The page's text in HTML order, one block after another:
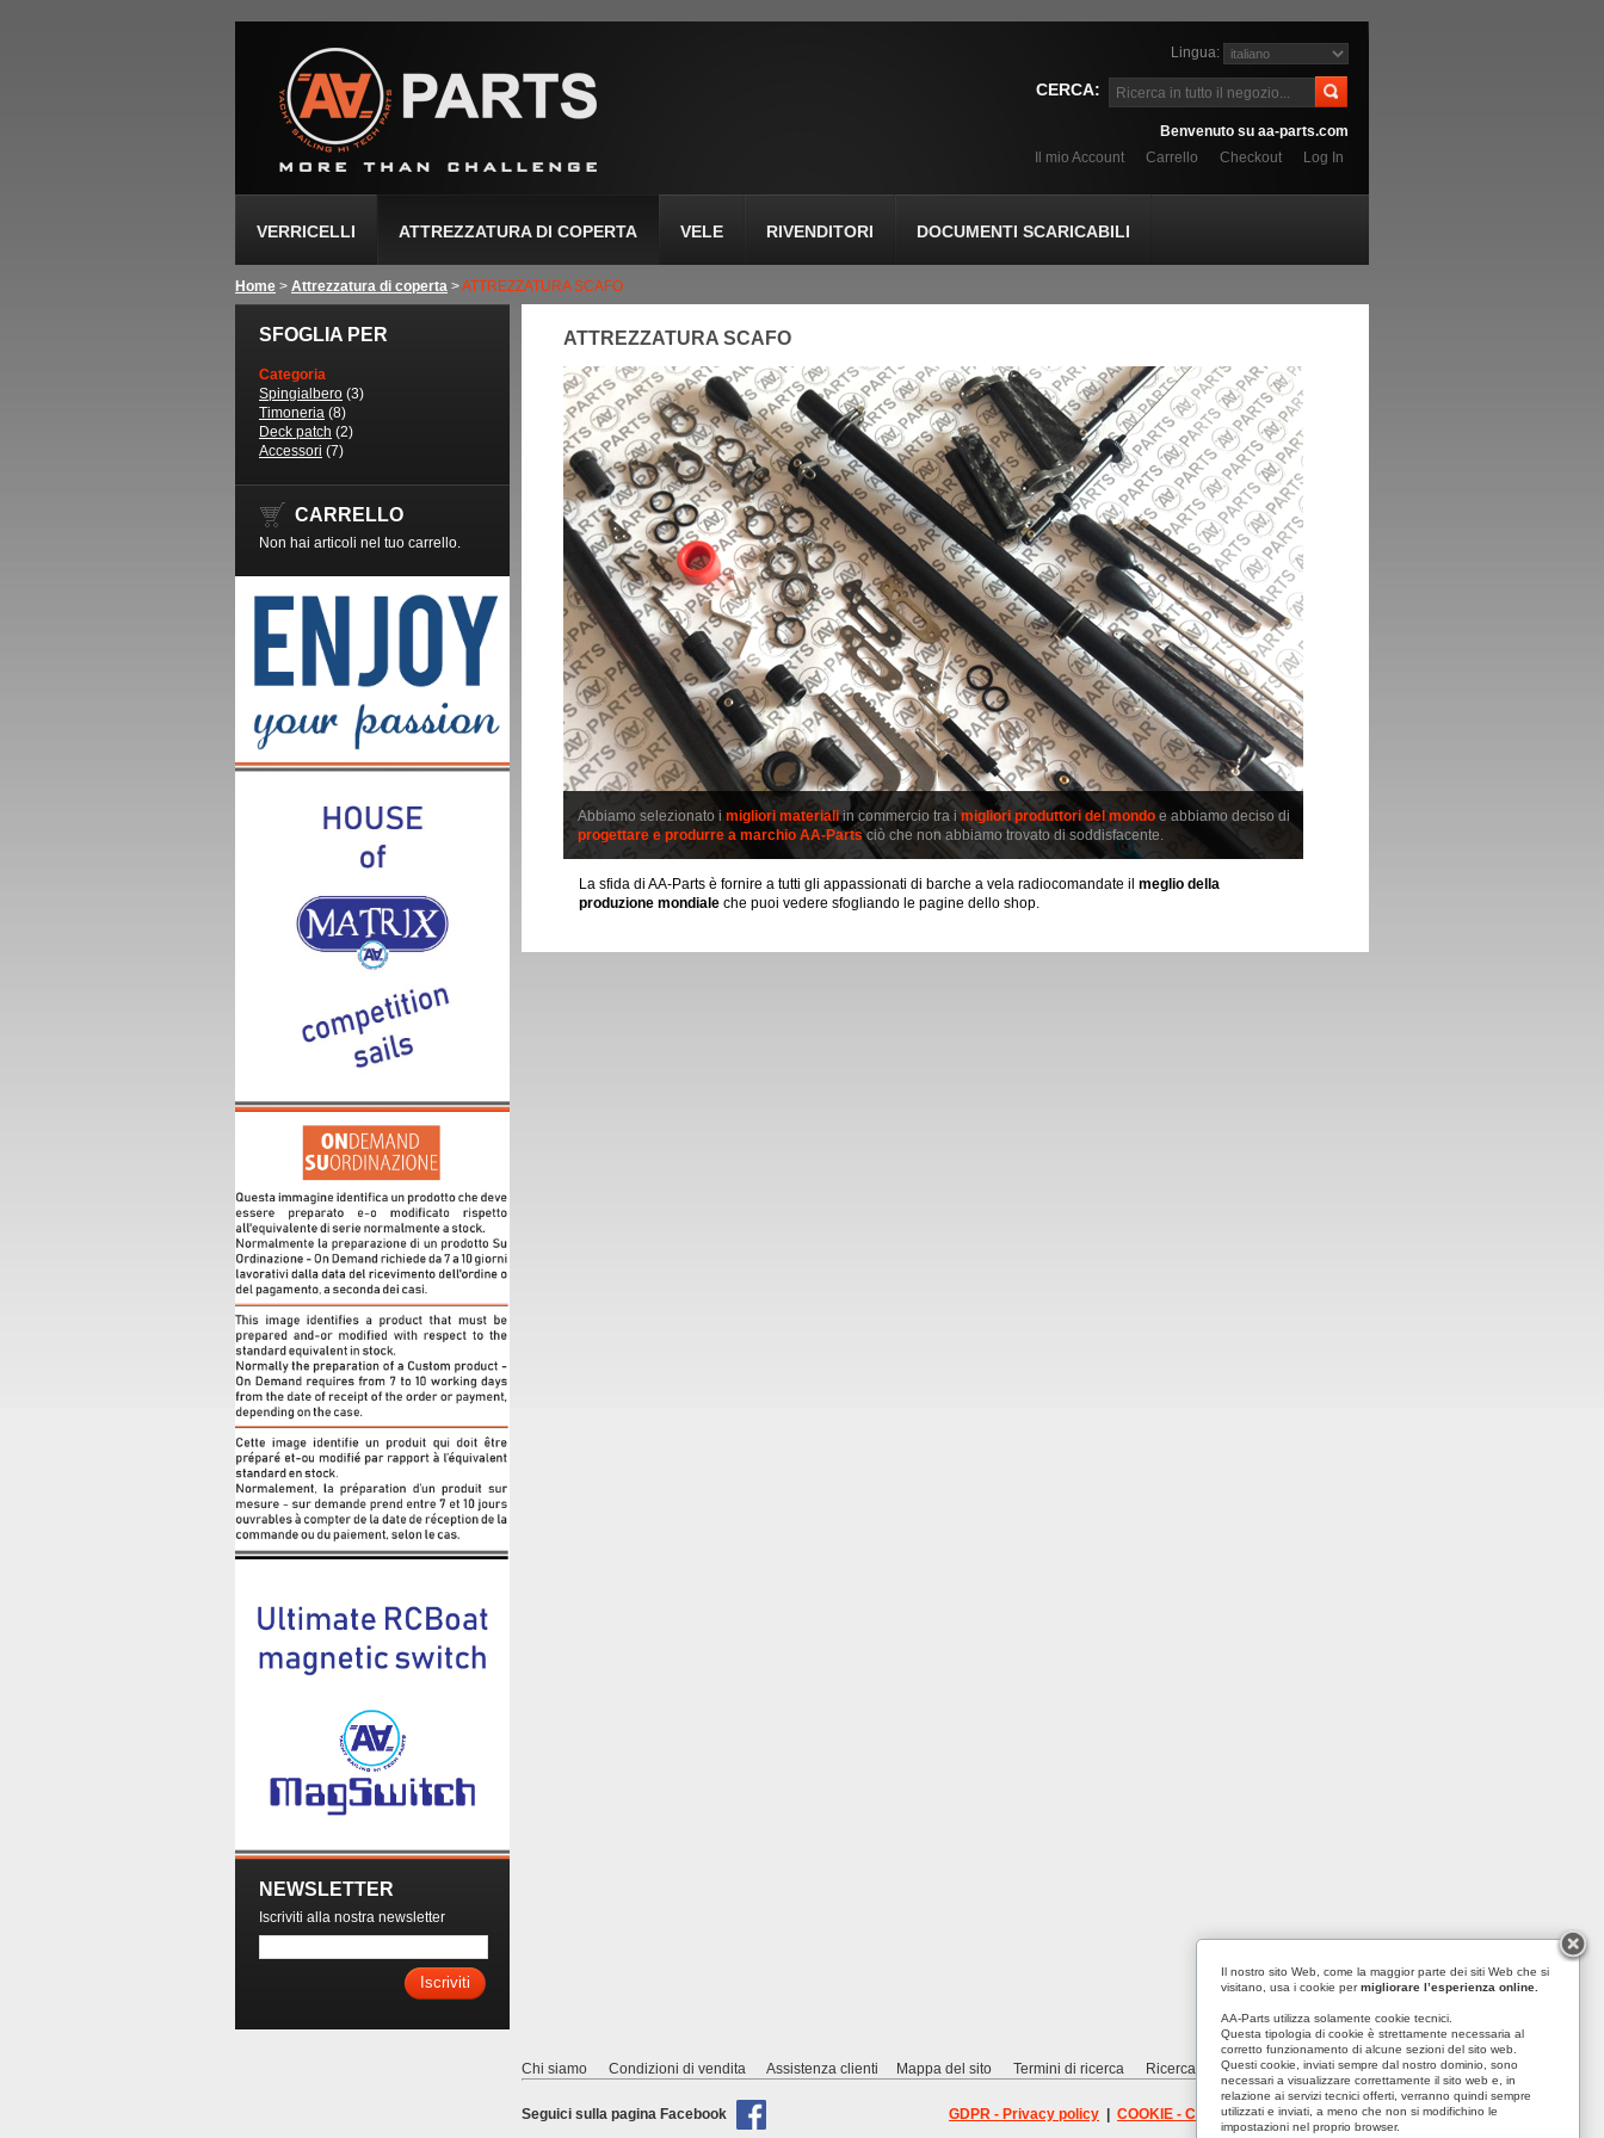
Lingua:
CERCA:
Benvenuto su aa-parts.com
Il mio Account
Carrello Checkout Log In
VERRICELLI ATTREZZATURA DI COPERTA VELE RIVENDITORI DOCUMENTI SCARICABILI
Home > Attrezzatura di coperta >ATTREZZATURA SCAFO
ATTREZZATURA SCAFO
Abbiamo selezionato imigliori materialiin commercio tra imigliori produttori del mondo e abbiamo deciso di
progettare e produrre a marchio AA-Partsciò che non abbiamo trovato di soddisfacente.
La sfida di AA-Parts è fornire a tutti gli appassionati di barche a vela radiocomandate il meglio della
produzione mondialeche puoi vedere sfogliando le pagine dello shop.
SFOGLIA PER
Categoria
Spingialbero (3)
Timoneria (8)
Deck patch (2)
Accessori (7)
CARRELLO
Non hai articoli nel tuo carrello.
NEWSLETTER
Iscriviti alla nostra newsletter
Iscriviti
Chi siamo Condizioni di vendita Assistenza clienti Mappa del sito Termini di ricerca Ricerca avanzata Contattaci
Seguici sulla pagina Facebook GDPR - Privacy policy | COOKIE - Cookie policy |RECYCLE
Il nostro sito Web, come la maggior parte dei siti Web che si
visitano, usa i cookie permigliorare l’esperienza online.
AA-Parts utilizza solamente cookie tecnici.
Questa tipologia di cookie è strettamente necessaria al
corretto funzionamento di alcune sezioni del sito web.
Questi cookie, inviati sempre dal nostro dominio, sono
necessari a visualizzare correttamente il sito web e, in
relazione ai servizi tecnici offerti, verranno quindi sempre
utilizzati e inviati, a meno che non si modifichino le
impostazioni nel proprio browser.